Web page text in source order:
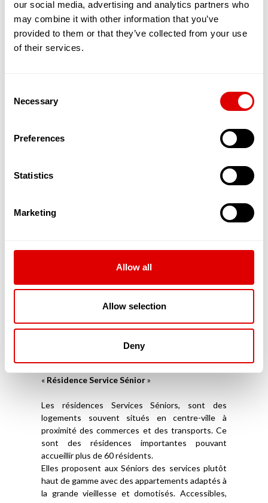
our social media, advertising and analytics partners who
may combine it with other information that you’ve
provided to them or that they’ve collected from your use
of their services.
Selection
Necessary
Preferences
Statistics
Marketing
Allow all
Allow selection
Deny
bénéficiant de chambres et de toilettes privées.
En revanche, le salon, la cuisine et la salle de
L’objectif est de favoriser les interactions, le
soutien et l’entraide entre résidents. Ces
de bénéficier d’un service leur permettant de
maintenir une activité physique, sociale et
Par ailleurs, des services d’aide à domicile dédiés
encadrés par une Maîtresse de Maison in situ,
offrent un suivi qualitatif de l’aide et des soins
Ces appartements accueillent donc des
personnes âgées autonomes dans un cadre
résidences modernes sont connectées aux
Souvent situés en centre-ville, ces appartements
ou maisonnées en coliving sont souvent privés et
ne font pas partie du secteur médico-social.
« Résidence Service Sénior»
Les résidences Services Séniors, sont des
logements souvent situés en centre-ville à
proximité des commerces et des transports. Ce
sont des résidences importantes pouvant
accueillir plus de 60 résidents.
Elles proposent aux Séniors des services plutôt
haut de gamme avec des appartements adaptés à
la grande vieillesse et domotisés. Accessibles,